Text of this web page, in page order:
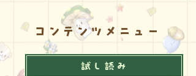
​コンテンツメニュー
試し読み